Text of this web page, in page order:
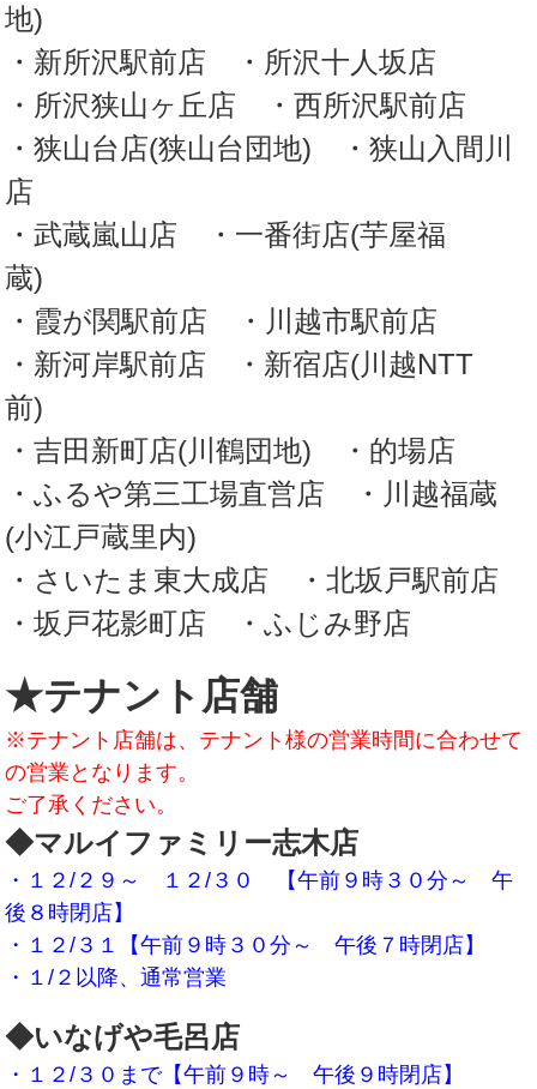
地)
・新所沢駅前店
・所沢十人坂店
・所沢狭山ヶ丘店 ・西所沢駅前店
・狭山台店(狭山台団地) ・狭山入間川
店
・武蔵嵐山店
・一番街店(芋屋福
蔵)
・霞が関駅前店 ・川越市駅前店
・新河岸駅前店 ・新宿店(川越NTT
前)
・吉田新町店(川鶴団地)
・的場店
・ふるや第三工場直営店 ・川越福蔵
(小江戸蔵里内)
・さいたま東大成店 ・北坂戸駅前店
・坂戸花影町店
・ふじみ野店
★テナント店舗
※テナント店舗は、テナント様の営業時間に合わせて
の営業となります。
ご了承ください。
◆マルイファミリー志木店
・１２/２９～ １２/３０ 【午前９時３０分～ 午
後８時閉店】
・１２/３１【午前９時３０分～ 午後７時閉店】
・１/２ 以降、通常営業
◆いなげや毛呂店
・１２/３０まで【午前９時～ 午後９時閉店】